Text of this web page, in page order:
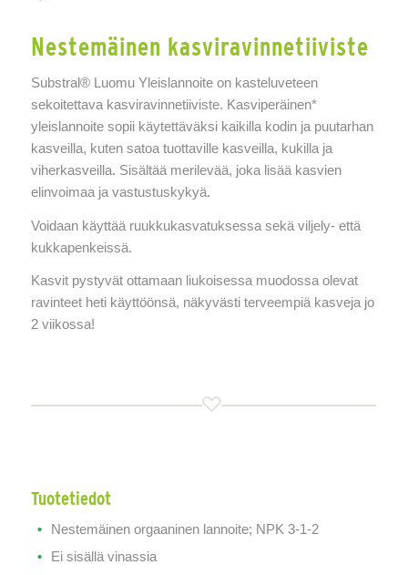
Nestemäinen kasviravinnetiiviste
Substral® Luomu Yleislannoite on kasteluveteen
sekoitettava kasviravinnetiiviste. Kasviperäinen*
yleislannoite sopii käytettäväksi kaikilla kodin ja puutarhan
kasveilla, kuten satoa tuottaville kasveilla, kukilla ja
viherkasveilla. Sisältää merilevää, joka lisää kasvien
elinvoimaa ja vastustuskykyä.
Voidaan käyttää ruukkukasvatuksessa sekä viljely- että
kukkapenkeissä.
Kasvit pystyvät ottamaan liukoisessa muodossa olevat
ravinteet heti käyttöönsä, näkyvästi terveempiä kasveja jo
2 viikossa!
Tuotetiedot
Nestemäinen orgaaninen lannoite; NPK 3-1-2
Ei sisällä vinassia